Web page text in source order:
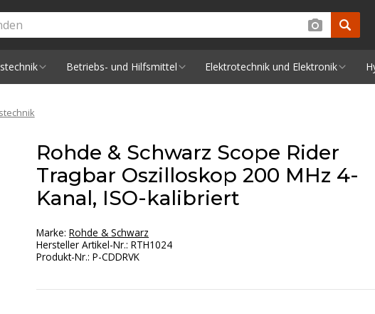
Betriebs- und Hilfsmittel Elektrotechnik und Elektronik
Rohde & Schwarz Scope Rider
Tragbar Oszilloskop 200 MHz 4-
Kanal, ISO-kalibriert
Marke:Rohde & Schwarz
Hersteller Artikel-Nr.:RTH1024
Produkt-Nr.:P-CDDRVK